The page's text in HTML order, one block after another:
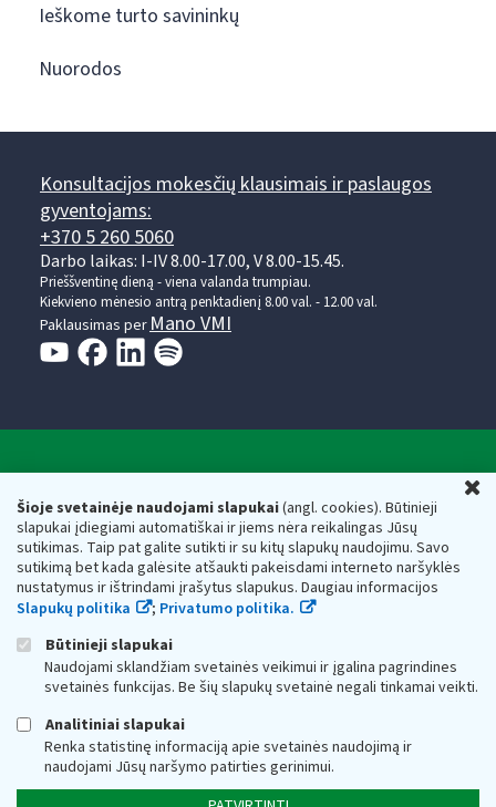
Šioje svetainėje naudojami slapukai(angl. cookies). Būtinieji
slapukai įdiegiami automatiškai ir jiems nėra reikalingas Jūsų
sutikimas. Taip pat galite sutikti ir su kitų slapukų naudojimu. Savo
sutikimą bet kada galėsite atšaukti pakeisdami interneto naršyklės
nustatymus ir ištrindami įrašytus slapukus. Daugiau informacijos
Slapukų politika
; Privatumo politika.
Būtinieji slapukai
Naudojami sklandžiam svetainės veikimui ir įgalina pagrindines
svetainės funkcijas. Be šių slapukų svetainė negali tinkamai veikti.
Analitiniai slapukai
Renka statistinę informaciją apie svetainės naudojimą ir
naudojami Jūsų naršymo patirties gerinimui.
Ieškome turto savininkų
Nuorodos
Konsultacijos mokesčių klausimais ir paslaugos
gyventojams:
+370 5 260 5060
Darbo laikas: I-IV 8.00-17.00, V 8.00-15.45.
Prieššventinę dieną - viena valanda trumpiau.
Kiekvieno mėnesio antrą penktadienį 8.00 val. - 12.00 val.
Paklausimas per Mano VMI
Respublikos finansų ministerijos
Biudžetinė įstaiga. Juridinio asmens kodas — 188659752,
adresas: Vasario 16-osios g. 14, 01107 Vilnius, Lietuva, el.paštas:
vmi@vmi.lt, E. pristatymo dėžutės adresas 188659752
Duomenys apie Valstybinę mokesčių inspekciją prie Lietuvos
Respublikos finansų ministerijos kaupiami ir saugomi Juridinių